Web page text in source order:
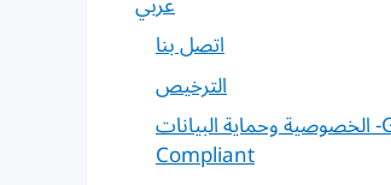
اتصل بنا
الترخيص
الخصوصية وحماية البيانات -GDPR
Compliant